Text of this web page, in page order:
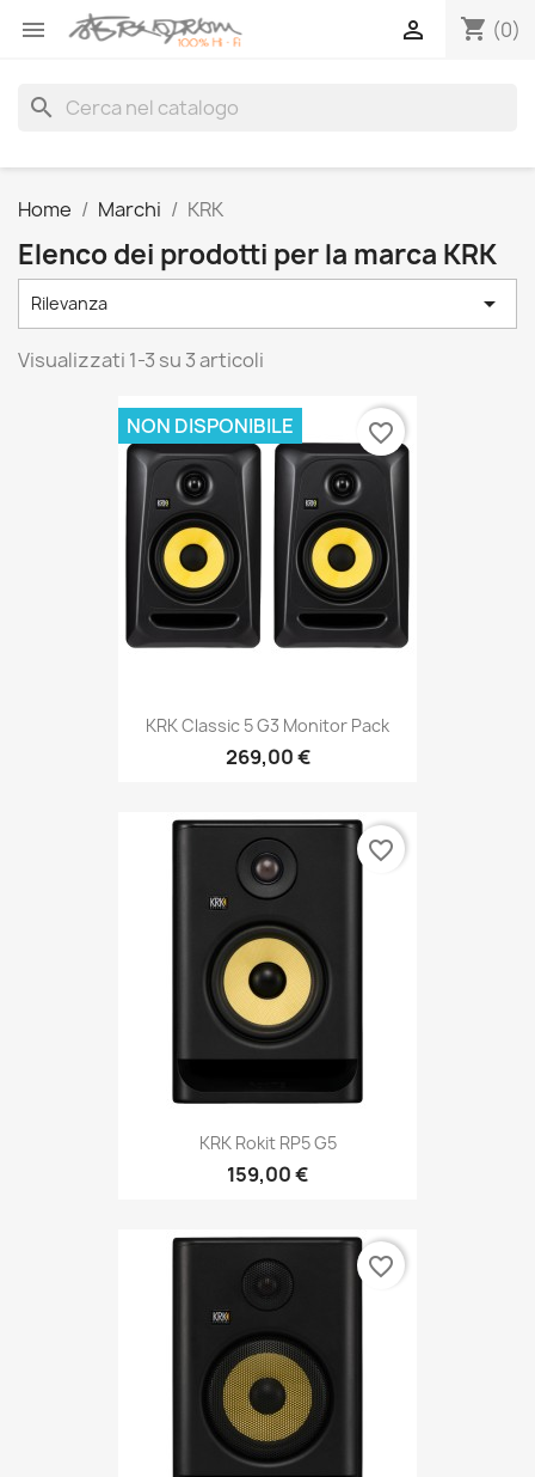
 shopping_cart (0)

search
Home Marchi KRK
Elenco dei prodotti per la marca KRK
Rilevanza 
Visualizzati 1-3 su 3 articoli
KRK Classic 5 G3 Monitor Pack
269,00 €
NON DISPONIBILE favorite_border
KRK Rokit RP5 G5
159,00 €
favorite_border
favorite_border